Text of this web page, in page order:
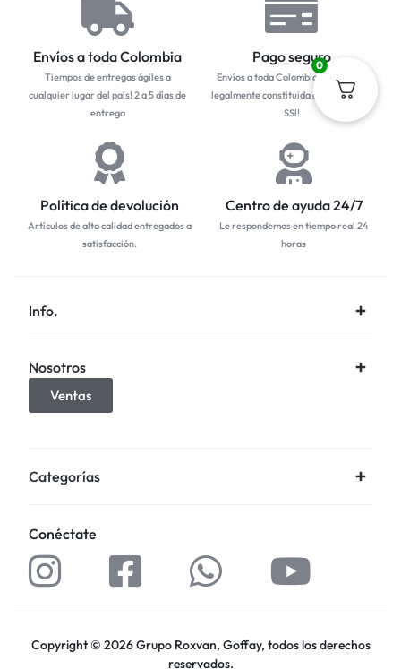
Envíos a toda Colombia
Tiempos de entregas ágiles a
cualquier lugar del país! 2 a 5 días de
entrega
Pago seguro
Envíos a toda Colombia... Empresa
legalmente constituida con protocolo
SSl!
Política de devolución
Artículos de alta calidad entregados a
satisfacción.
Centro de ayuda 24/7
Le respondemos en tiempo real 24
horas
Info.
Nosotros
Ventas
Categorías
Conéctate
Copyright © 2026 Grupo Roxvan, Goffay, todos los derechos
reservados.
0